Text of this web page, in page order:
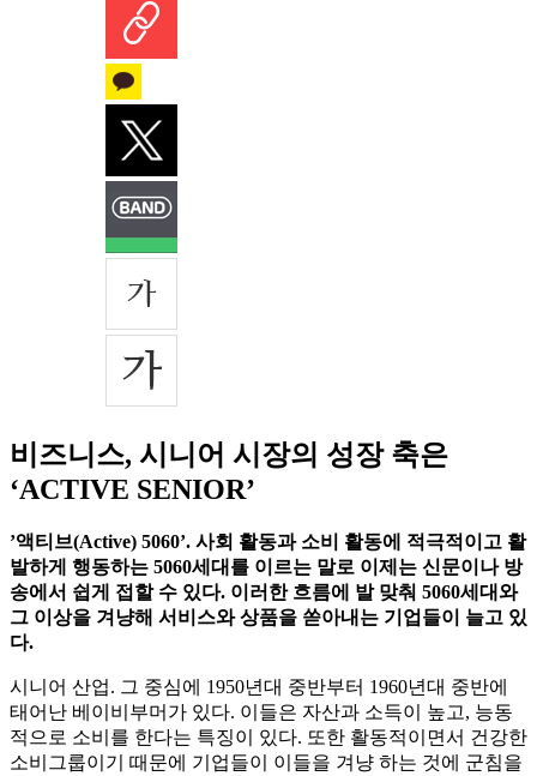
비즈니스, 시니어 시장의 성장 축은
‘ACTIVE SENIOR’
’액티브(Active) 5060’. 사회 활동과 소비 활동에 적극적이고 활
발하게 행동하는 5060세대를 이르는 말로 이제는 신문이나 방
송에서 쉽게 접할 수 있다. 이러한 흐름에 발 맞춰 5060세대와
그 이상을 겨냥해 서비스와 상품을 쏟아내는 기업들이 늘고 있
다.
시니어 산업. 그 중심에 1950년대 중반부터 1960년대 중반에
태어난 베이비부머가 있다. 이들은 자산과 소득이 높고, 능동
적으로 소비를 한다는 특징이 있다. 또한 활동적이면서 건강한
소비그룹이기 때문에 기업들이 이들을 겨냥 하는 것에 군침을